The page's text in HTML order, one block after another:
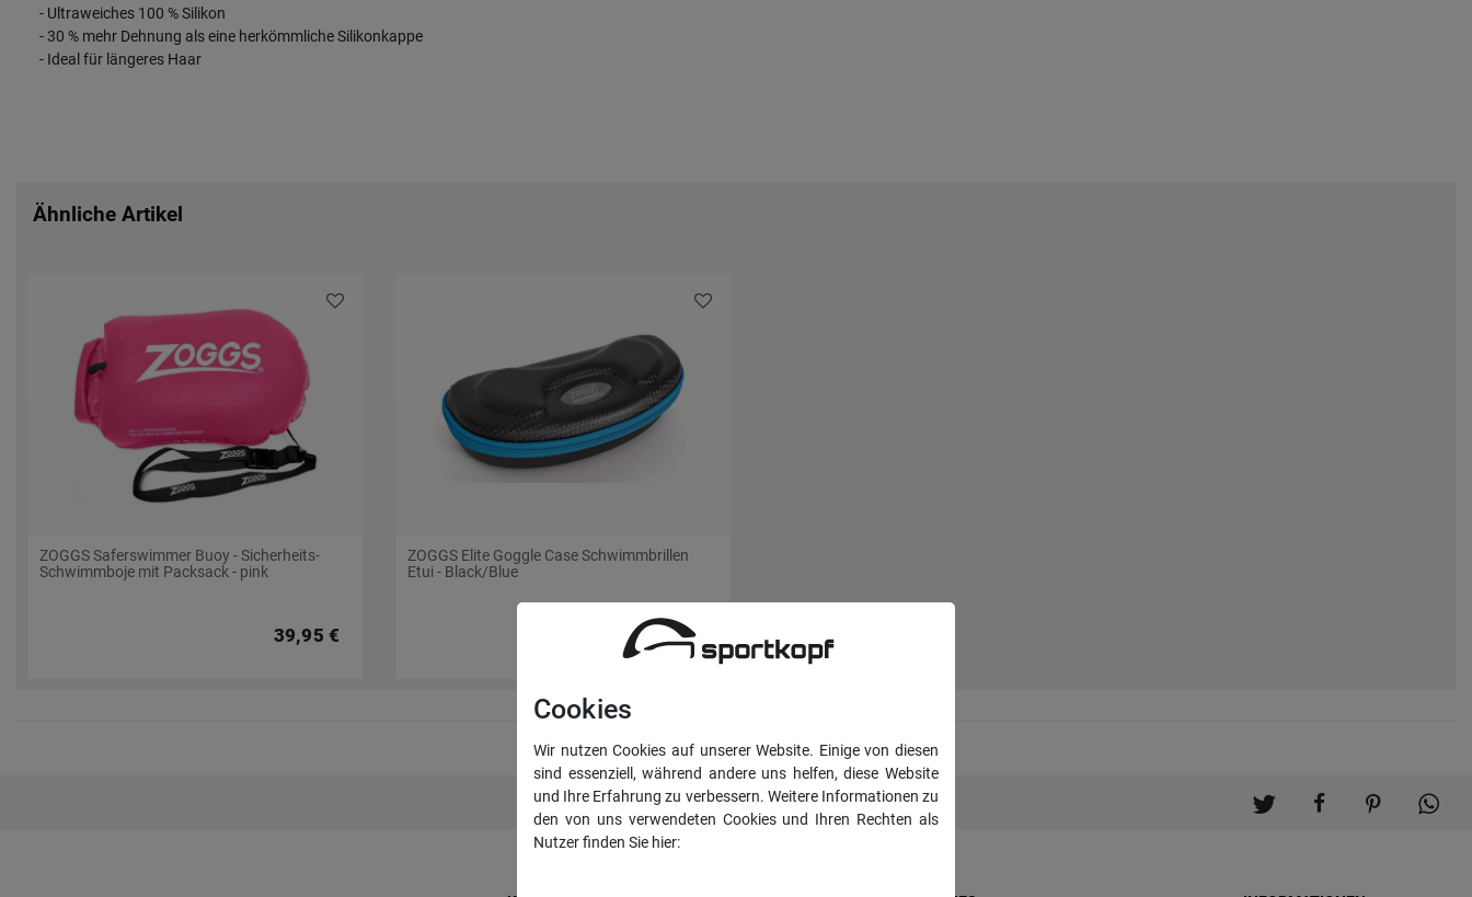
- Ultraweiches 100 % Silikon
- 30 % mehr Dehnung als eine herkömmliche Silikonkappe
- Ideal für längeres Haar
Ähnliche Artikel
ZOGGS Saferswimmer Buoy - Sicherheits-
Schwimmboje mit Packsack - pink
39,95 €
ZOGGS Elite Goggle Case Schwimmbrillen
Etui - Black/Blue
9,95 €
Cookies
Wir nutzen Cookies auf unserer Website. Einige von diesen
sind essenziell, während andere uns helfen, diese Website
und Ihre Erfahrung zu verbessern. Weitere Informationen zu
den von uns verwendeten Cookies und Ihren Rechten als
Nutzer finden Sie hier: